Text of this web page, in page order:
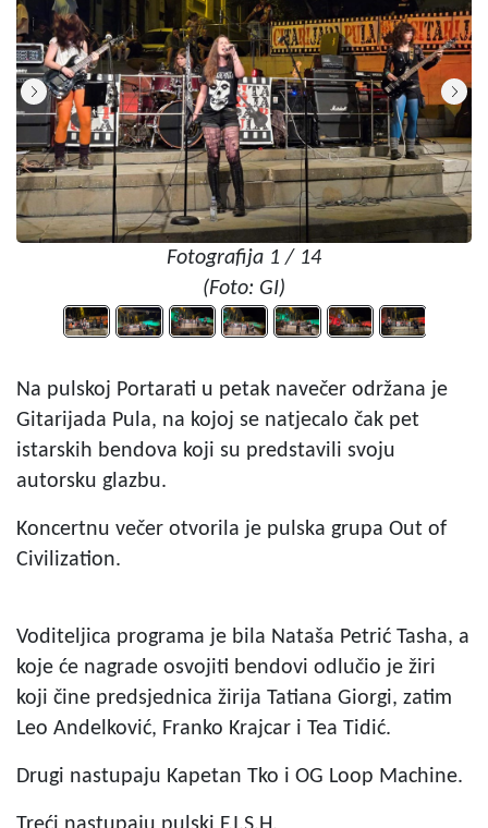
Fotografija 1 / 14
(Foto: GI)
Na pulskoj Portarati u petak navečer održana je
Gitarijada Pula, na kojoj se natjecalo čak pet
istarskih bendova koji su predstavili svoju
autorsku glazbu.
Koncertnu večer otvorila je pulska grupa Out of
Civilization.
Voditeljica programa je bila Nataša Petrić Tasha, a
koje će nagrade osvojiti bendovi odlučio je žiri
koji čine predsjednica žirija Tatiana Giorgi, zatim
Leo Andelković, Franko Krajcar i Tea Tidić.
Drugi nastupaju Kapetan Tko i OG Loop Machine.